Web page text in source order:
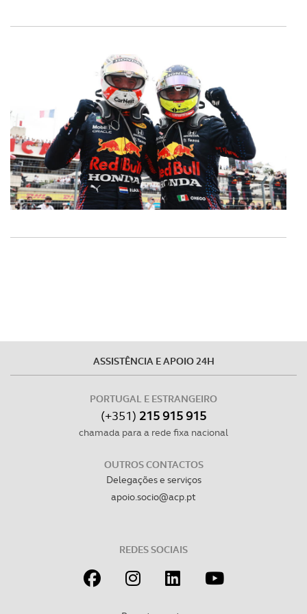
consentimento e quando tal se afigure estritamente
necessário no contexto dos serviços a prestar.
Realçamos que o bloqueio de certo tipo de Cookies e
tecnologias similares pode ter impacto na sua
experiência de navegação no Website e nos serviços
disponibilizados.
Consulte a política de cookies do site.
ASSISTÊNCIA E APOIO 24H
PORTUGAL E ESTRANGEIRO
(+351) 215 915 915
chamada para a rede fixa nacional
OUTROS CONTACTOS
Delegações e serviços
apoio.socio@acp.pt
REDES SOCIAIS